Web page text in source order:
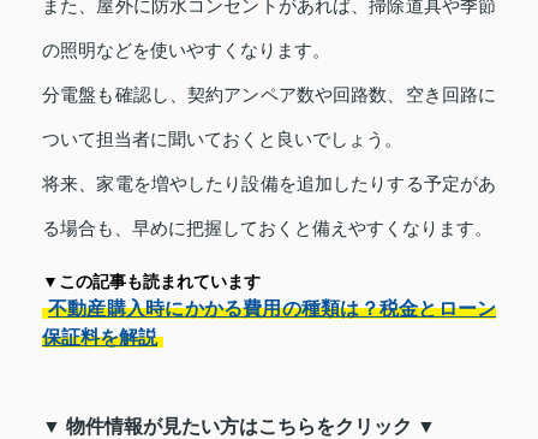
また、屋外に防水コンセントがあれば、掃除道具や季節
の照明などを使いやすくなります。
分電盤も確認し、契約アンペア数や回路数、空き回路に
ついて担当者に聞いておくと良いでしょう。
将来、家電を増やしたり設備を追加したりする予定があ
る場合も、早めに把握しておくと備えやすくなります。
▼この記事も読まれています
不動産購入時にかかる費用の種類は？税金とローン
保証料を解説
▼ 物件情報が見たい方はこちらをクリック ▼